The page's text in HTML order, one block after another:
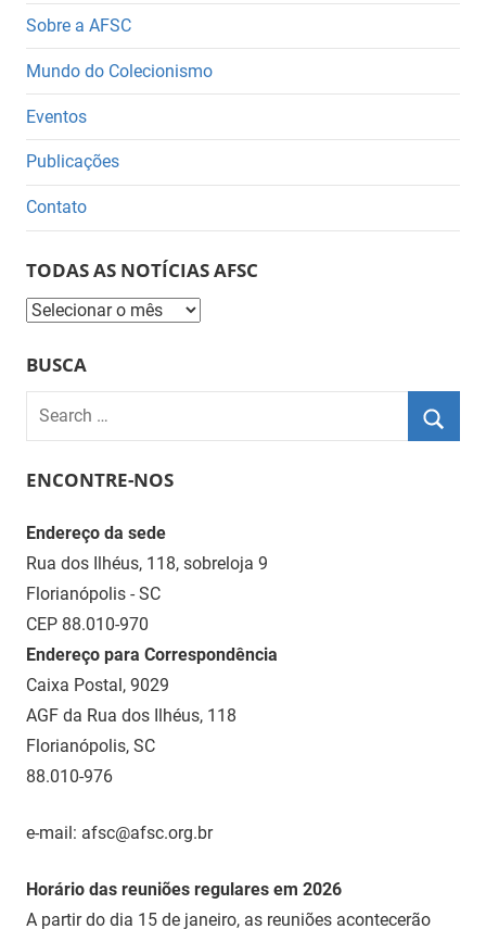
Sobre a AFSC
Mundo do Colecionismo
Eventos
Publicações
Contato
TODAS AS NOTÍCIAS AFSC
Todas
Notícias
BUSCA
Search
for:
ENCONTRE-NOS
Endereço da sede
Rua dos Ilhéus, 118, sobreloja 9
Florianópolis - SC
CEP 88.010-970
Endereço para Correspondência
Caixa Postal, 9029
AGF da Rua dos Ilhéus, 118
Florianópolis, SC
88.010-976
e-mail: afsc@afsc.org.br
Horário das reuniões regulares em 2026
A partir do dia 15 de janeiro, as reuniões acontecerão